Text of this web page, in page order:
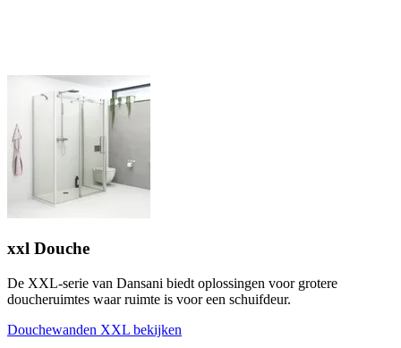
xxl Douche
De XXL-serie van Dansani biedt oplossingen voor grotere
doucheruimtes waar ruimte is voor een schuifdeur.
Douchewanden XXL bekijken